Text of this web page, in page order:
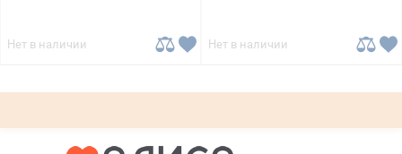
Нет в наличии Нет в наличии